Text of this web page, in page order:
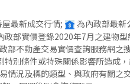
最新成交行情; 為內政部最新
政部實價登錄2020年7月之建物
部不動產交易實價查詢服務網之
特別條件或特殊關係影響所造成
情況及標的類型、與政府有關